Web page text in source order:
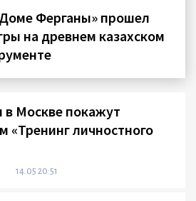
Ферганы» прошел
на древнем казахском
Москве покажут
«Тренинг личностного
14.05 20:51